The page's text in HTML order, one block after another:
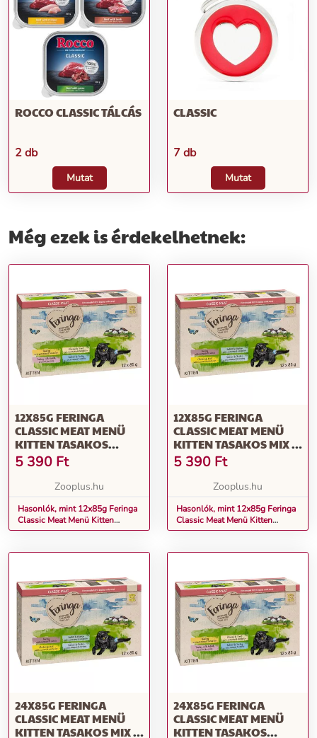
ROCCO CLASSIC TÁLCÁS
2 db
Mutat
CLASSIC
7 db
Mutat
Még ezek is érdekelhetnek:
12X85G FERINGA
CLASSIC MEAT MENÜ
KITTEN TASAKOS
NEDVES MACSKATÁP
MIX 2: SZÁRNYAS,
PULYKA & NYÚL,
LAZAC & PISZTRÁNG
5 390 Ft
Zooplus.hu
Hasonlók, mint 12x85g Feringa
Classic Meat Menü Kitten
tasakos nedves macskatáp Mix
csirke & pisztráng, lazac &
12X85G FERINGA
CLASSIC MEAT MENÜ
KITTEN TASAKOS MIX 1:
PULYKA, CSIRKE &
BORJÚ, NYÚL & CSIRKE,
LAZAC & CSIRKE
5 390 Ft
Zooplus.hu
Hasonlók, mint 12x85g Feringa
Classic Meat Menü Kitten
tasakos Mix 1: pulyka, csirke &
csirke nedves macskatáp
24X85G FERINGA
CLASSIC MEAT MENÜ
KITTEN TASAKOS MIX 1:
24X85G FERINGA
CLASSIC MEAT MENÜ
KITTEN TASAKOS